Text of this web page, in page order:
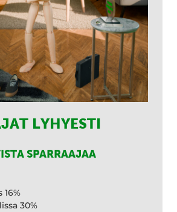
LYHYESTI
SPARRAAJAA
16%
30%